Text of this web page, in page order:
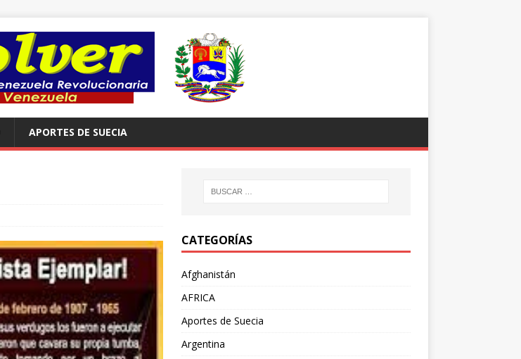
APORTES DE SUECIA
CATEGORÍAS
Afghanistán
AFRICA
Aportes de Suecia
Argentina